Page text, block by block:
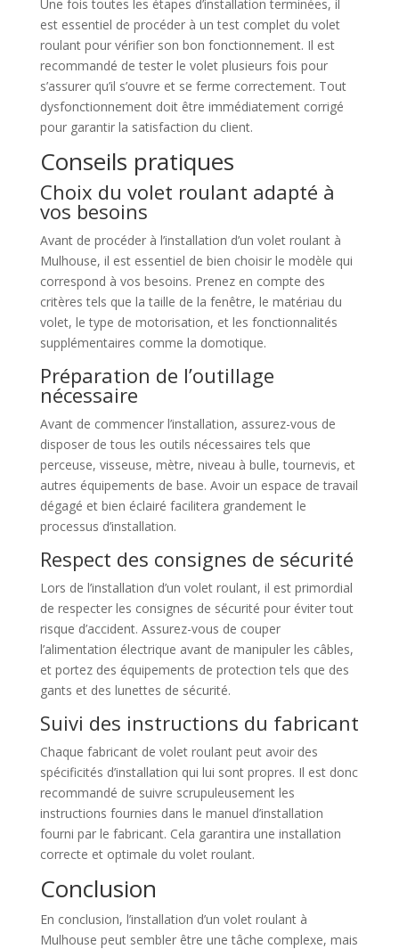
Une fois toutes les étapes d’installation terminées, il
est essentiel de procéder à un test complet du volet
roulant pour vérifier son bon fonctionnement. Il est
recommandé de tester le volet plusieurs fois pour
s’assurer qu’il s’ouvre et se ferme correctement. Tout
dysfonctionnement doit être immédiatement corrigé
pour garantir la satisfaction du client.
Conseils pratiques
Choix du volet roulant adapté à
vos besoins
Avant de procéder à l’installation d’un volet roulant à
Mulhouse, il est essentiel de bien choisir le modèle qui
correspond à vos besoins. Prenez en compte des
critères tels que la taille de la fenêtre, le matériau du
volet, le type de motorisation, et les fonctionnalités
supplémentaires comme la domotique.
Préparation de l’outillage
nécessaire
Avant de commencer l’installation, assurez-vous de
disposer de tous les outils nécessaires tels que
perceuse, visseuse, mètre, niveau à bulle, tournevis, et
autres équipements de base. Avoir un espace de travail
dégagé et bien éclairé facilitera grandement le
processus d’installation.
Respect des consignes de sécurité
Lors de l’installation d’un volet roulant, il est primordial
de respecter les consignes de sécurité pour éviter tout
risque d’accident. Assurez-vous de couper
l’alimentation électrique avant de manipuler les câbles,
et portez des équipements de protection tels que des
gants et des lunettes de sécurité.
Suivi des instructions du fabricant
Chaque fabricant de volet roulant peut avoir des
spécificités d’installation qui lui sont propres. Il est donc
recommandé de suivre scrupuleusement les
instructions fournies dans le manuel d’installation
fourni par le fabricant. Cela garantira une installation
correcte et optimale du volet roulant.
Conclusion
En conclusion, l’installation d’un volet roulant à
Mulhouse peut sembler être une tâche complexe, mais